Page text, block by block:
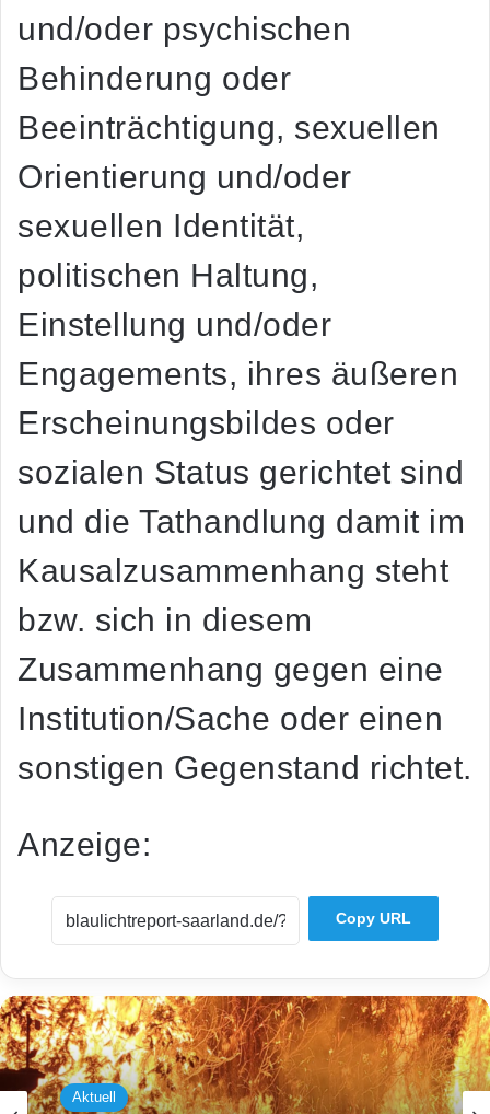
und/oder psychischen
Behinderung oder
Beeinträchtigung, sexuellen
Orientierung und/oder
sexuellen Identität,
politischen Haltung,
Einstellung und/oder
Engagements, ihres äußeren
Erscheinungsbildes oder
sozialen Status gerichtet sind
und die Tathandlung damit im
Kausalzusammenhang steht
bzw. sich in diesem
Zusammenhang gegen eine
Institution/Sache oder einen
sonstigen Gegenstand richtet.
Anzeige:
Copy URL
Aktuell